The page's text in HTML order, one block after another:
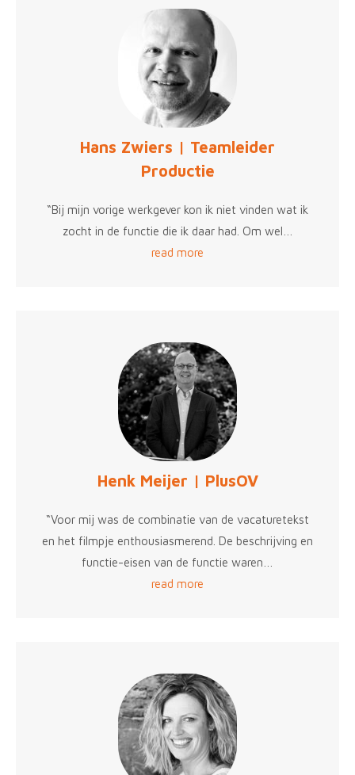
Hans Zwiers | Teamleider
Productie
“Bij mijn vorige werkgever kon ik niet vinden wat ik
zocht in de functie die ik daar had. Om wel…
read more
Henk Meijer | PlusOV
“Voor mij was de combinatie van de vacaturetekst
en het filmpje enthousiasmerend. De beschrijving en
functie-eisen van de functie waren…
read more